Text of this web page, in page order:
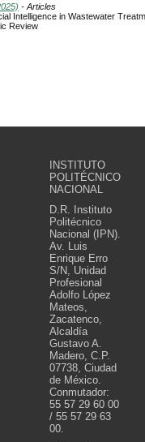
- Articles
Intelligence in Wastewater
Review
INSTITUTO
POLITÉCNICO
NACIONAL
D.R. Instituto
Politécnico
Nacional (IPN).
Av. Luis
Enrique Erro
S/N, Unidad
Profesional
Adolfo López
Mateos,
Zacatenco,
Alcaldía
Gustavo A.
Madero, C.P.
07738, Ciudad
de México.
Conmutador:
55 57 29 60 00
/ 55 57 29 63
00.